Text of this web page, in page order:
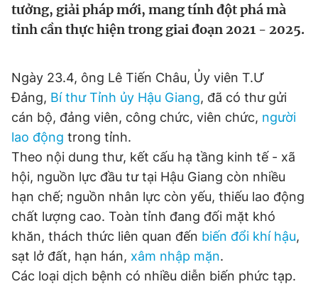
Video Magazine
Tiện ích Bạn cần biết
Thông tin tòa soạn
Đọc Thanh Niên trên điện thoại
tưởng, giải pháp mới, mang tính đột phá mà
tỉnh cần thực hiện trong giai đoạn 2021 - 2025.
Ngày 23.4, ông Lê Tiến Châu, Ủy viên T.Ư
Đảng, Bí thư Tỉnh ủy Hậu Giang, đã có thư gửi
cán bộ, đảng viên, công chức, viên chức, người
lao động trong tỉnh.
Theo nội dung thư, kết cấu hạ tầng kinh tế - xã
hội, nguồn lực đầu tư tại Hậu Giang còn nhiều
hạn chế; nguồn nhân lực còn yếu, thiếu lao động
chất lượng cao. Toàn tỉnh đang đối mặt khó
khăn, thách thức liên quan đến biến đổi khí hậu,
sạt lở đất, hạn hán, xâm nhập mặn.
Các loại dịch bệnh có nhiều diễn biến phức tạp.